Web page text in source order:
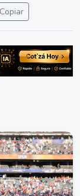
Copiar